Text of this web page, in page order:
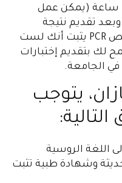
الطبي PCR في خلال مدة 72 ساعة (يمكن عمل
تقديم نتيجة
الإختبار الطبي السلبي لفحص PCR يثبت أنك لست
لك بتقديم إختبارات
في الجامعة.
يتوجب
اللغة الروسية
وشهادة طبية تثبت